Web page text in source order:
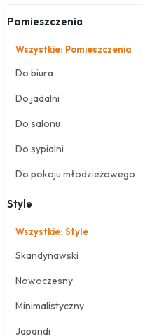
Pomieszczenia
Wszystkie: Pomieszczenia
Do biura
Do jadalni
Do salonu
Do sypialni
Do pokoju młodzieżowego
Style
Wszystkie: Style
Skandynawski
Nowoczesny
Minimalistyczny
Japandi